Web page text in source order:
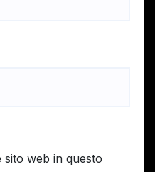
sito web in questo